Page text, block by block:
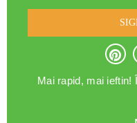
Mai rapid, mai ieftin!